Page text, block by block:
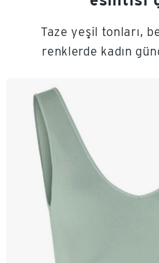
Taze yeşil tonları,
renklerde kadın